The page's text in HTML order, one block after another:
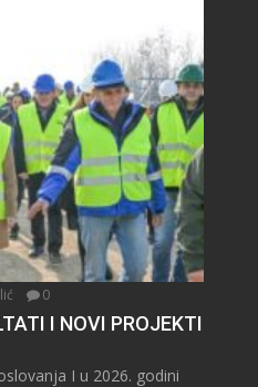
0
I NOVI PROJEKTI
I u 2026. godini